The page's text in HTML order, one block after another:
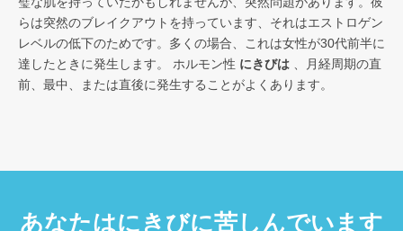
らは突然のブレイクアウトを持っています、それはエストロゲン
レベルの低下のためです。多くの場合、これは女性が30代前半に
達したときに発生します。 ホルモン性 にきびは 、月経周期の直
前、最中、または直後に発生することがよくあります。
あなたはにきびに苦しんでいます